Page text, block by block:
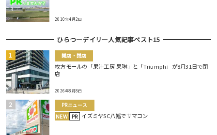
2010年4月2日
ひらつーデイリー人気記事ベスト15
開店・閉店
枚方モールの「果汁工房 果琳」と「Triumph」が8月31日で閉
店
2026年8月8日
PRニュース
NEW PR イズミヤSC八幡でサマコン